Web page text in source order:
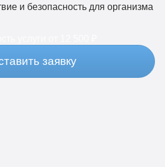
и безопасность для организма
заявку